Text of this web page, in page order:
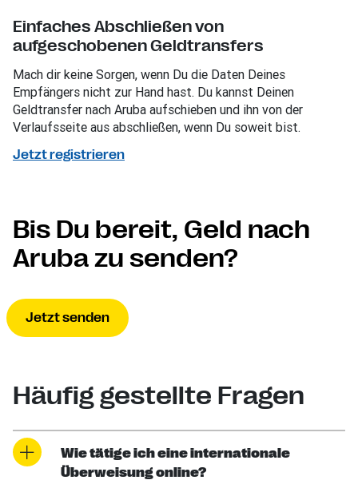
Einfaches Abschließen von
aufgeschobenen Geldtransfers
Mach dir keine Sorgen, wenn Du die Daten Deines
Empfängers nicht zur Hand hast. Du kannst Deinen
Geldtransfer nach Aruba aufschieben und ihn von der
Verlaufsseite aus abschließen, wenn Du soweit bist.
Jetzt registrieren
Bis Du bereit, Geld nach
Aruba zu senden?
Jetzt senden
Häufig gestellte Fragen
Wie tätige ich eine internationale
Überweisung online?